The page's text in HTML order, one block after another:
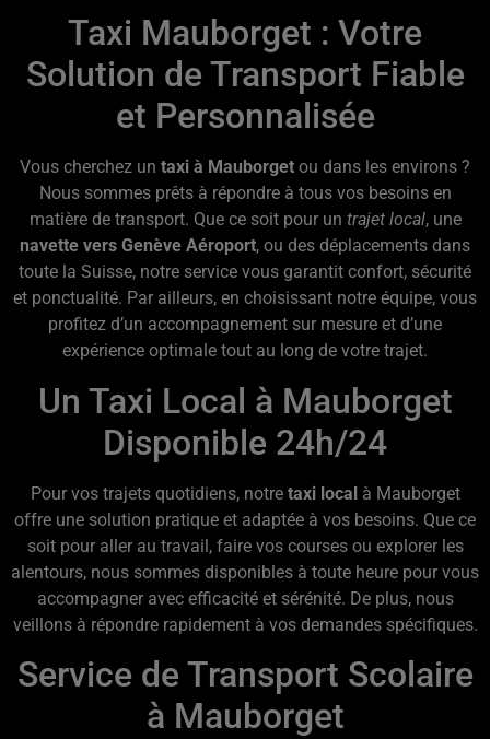
Taxi Mauborget : Votre
Solution de Transport Fiable
et Personnalisée
Vous cherchez un taxi à Mauborget ou dans les environs ?
Nous sommes prêts à répondre à tous vos besoins en
matière de transport. Que ce soit pour un trajet local, une
navette vers Genève Aéroport, ou des déplacements dans
toute la Suisse, notre service vous garantit confort, sécurité
et ponctualité. Par ailleurs, en choisissant notre équipe, vous
profitez d’un accompagnement sur mesure et d’une
expérience optimale tout au long de votre trajet.
Un Taxi Local à Mauborget
Disponible 24h/24
Pour vos trajets quotidiens, notre taxi localà Mauborget
offre une solution pratique et adaptée à vos besoins. Que ce
soit pour aller au travail, faire vos courses ou explorer les
alentours, nous sommes disponibles à toute heure pour vous
accompagner avec efficacité et sérénité. De plus, nous
veillons à répondre rapidement à vos demandes spécifiques.
Service de Transport Scolaire
à Mauborget